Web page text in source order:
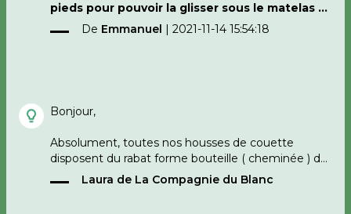
pieds pour pouvoir la glisser sous le matelas ?
De Emmanuel | 2021-11-14 15:54:18
Bonjour,
Absolument, toutes nos housses de couette
disposent du rabat forme bouteille ( cheminée ) de
40 cm.Laura de La Compagnie du Blanc